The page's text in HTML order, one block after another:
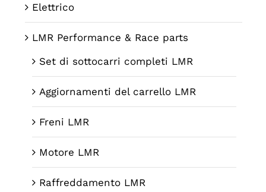
Elettrico
LMR Performance & Race parts
Set di sottocarri completi LMR
Aggiornamenti del carrello LMR
Freni LMR
Motore LMR
Raffreddamento LMR